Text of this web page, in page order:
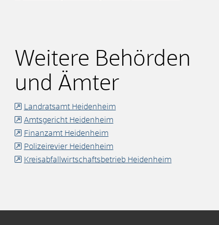
Weitere Behörden
und Ämter
Landratsamt Heidenheim
Amtsgericht Heidenheim
Finanzamt Heidenheim
Polizeirevier Heidenheim
Kreisabfallwirtschaftsbetrieb Heidenheim